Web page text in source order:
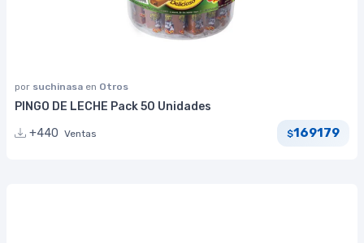
por suchinasa en Otros
PINGO DE LECHE Pack 50 Unidades
+440 Ventas $169179